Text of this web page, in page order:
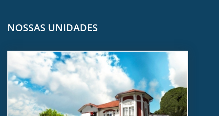
NOSSAS UNIDADES